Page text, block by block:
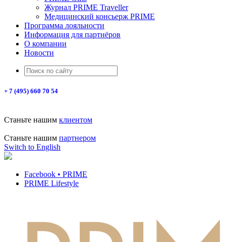
Журнал PRIME Traveller
Медицинский консьерж PRIME
Программа лояльности
Информация для партнёров
О компании
Новости
+ 7 (495) 660 70 54
Станьте нашим клиентом
Станьте нашим партнером
Switch to English
Facebook • PRIME
PRIME Lifestyle